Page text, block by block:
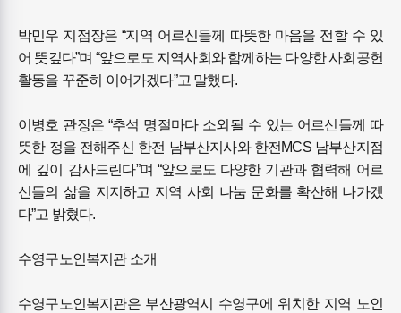
박민우 지점장은 “지역 어르신들께 따뜻한 마음을 전할 수 있
어 뜻깊다”며 “앞으로도 지역사회와 함께하는 다양한 사회공헌
활동을 꾸준히 이어가겠다”고 말했다.
이병호 관장은 “추석 명절마다 소외될 수 있는 어르신들께 따
뜻한 정을 전해주신 한전 남부산지사와 한전MCS 남부산지점
에 깊이 감사드린다”며 “앞으로도 다양한 기관과 협력해 어르
신들의 삶을 지지하고 지역 사회 나눔 문화를 확산해 나가겠
다”고 밝혔다.
수영구노인복지관 소개
수영구노인복지관은 부산광역시 수영구에 위치한 지역 노인